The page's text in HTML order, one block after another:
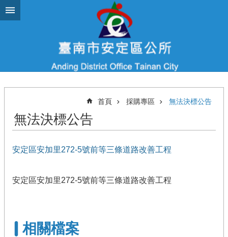
跳到主要內容區塊
首頁 採購專區 無法決標公告
無法決標公告
安定區安加里272-5號前等三條道路改善工程
安定區安加里272-5號前等三條道路改善工程
相關檔案